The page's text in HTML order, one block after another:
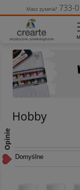
Hobby
Masz pytania? 733-
Opinie